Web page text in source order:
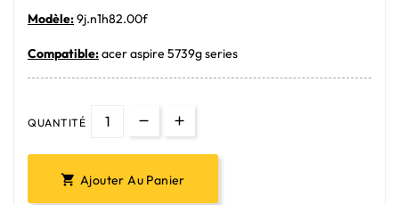
Modèle:9j.n1h82.00f
Compatible:acer aspire 5739g series
QUANTITÉ
 Ajouter Au Panier